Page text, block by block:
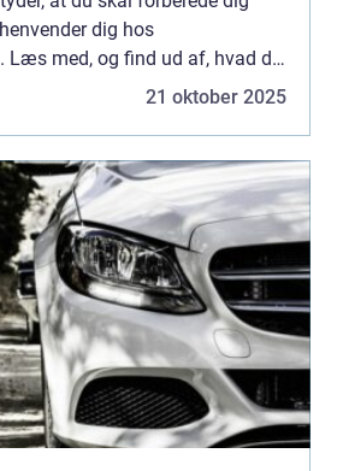
dig hos
Læs med, og find ud af, hvad du
og let at anmelde en bil til
21 oktober 2025